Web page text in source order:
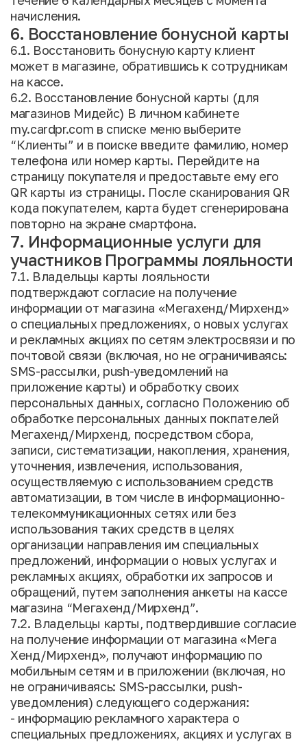
начисления.
6. Восстановление бонусной карты
6.1. Восстановить бонусную карту клиент
может в магазине, обратившись к сотрудникам
на кассе.
6.2. Восстановление бонусной карты (для
магазинов Мидейс) В личном кабинете
my.cardpr.com в списке меню выберите
“Клиенты” и в поиске введите фамилию, номер
телефона или номер карты. Перейдите на
страницу покупателя и предоставьте ему его
QR карты из страницы. После сканирования QR
кода покупателем, карта будет сгенерирована
повторно на экране смартфона.
7. Информационные услуги для
участников Программы лояльности
7.1. Владельцы карты лояльности
подтверждают согласие на получение
информации от магазина «Мегахенд/Мирхенд»
о специальных предложениях, о новых услугах
и рекламных акциях по сетям электросвязи и по
почтовой связи (включая, но не ограничиваясь:
SMS-рассылки, push-уведомлений на
приложение карты) и обработку своих
персональных данных, согласно Положению об
обработке персональных данных покпателей
Мегахенд/Мирхенд, посредством сбора,
записи, систематизации, накопления, хранения,
уточнения, извлечения, использования,
осуществляемую с использованием средств
автоматизации, в том числе в информационно-
телекоммуникационных сетях или без
использования таких средств в целях
организации направления им специальных
предложений, информации о новых услугах и
рекламных акциях, обработки их запросов и
обращений, путем заполнения анкеты на кассе
магазина “Мегахенд/Мирхенд”.
7.2. Владельцы карты, подтвердившие согласие
на получение информации от магазина «Мега
Хенд/Мирхенд», получают информацию по
мобильным сетям и в приложении (включая, но
не ограничиваясь: SMS-рассылки, push-
уведомления) следующего содержания:
- информацию рекламного характера о
специальных предложениях, акциях и услугах в